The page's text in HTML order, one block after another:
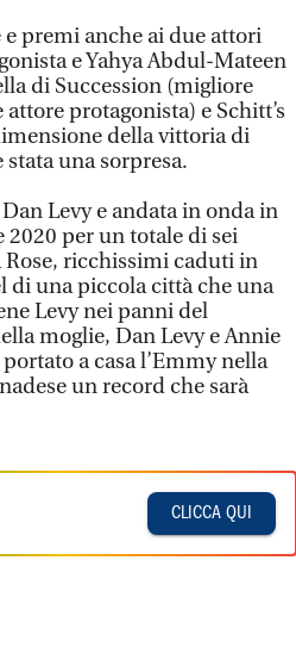
premi anche ai due attori
e Yahya Abdul-Mateen
di Succession (migliore
protagonista) e Schitt’s
della vittoria di
una sorpresa.
Levy e andata in onda in
2020 per un totale di sei
ricchissimi caduti in
di una piccola città che una
Levy nei panni del
moglie, Dan Levy e Annie
a casa l’Emmy nella
un record che sarà
CLICCA QUI